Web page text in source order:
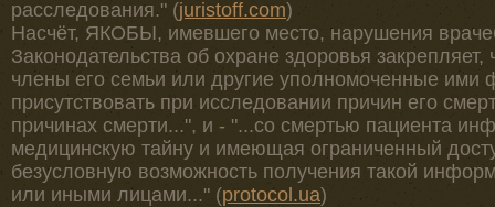
расследования." (juristoff.com)
Насчёт, ЯКОБЫ, имевшего место, нарушения
Законодательства об охране здоровья
члены его семьи или другие уполномоченные ими
присутствовать при исследовании причин его
причинах смерти...", и - "...со смертью пациента
медицинскую тайну и имеющая ограниченный
безусловную возможность получения такой
или иными лицами..." (protocol.ua)